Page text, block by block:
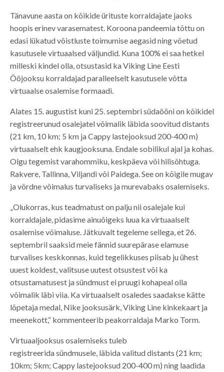
Tänavune aasta on kõikide ürituste korraldajate jaoks
hoopis erinev varasematest. Koroona pandeemia tõttu on
edasi lükatud võistluste toimumise aegasid ning võetud
kasutusele virtuaalsed väljundid. Kuna 100% ei saa hetkel
milleski kindel olla, otsustasid ka Viking Line Eesti
Ööjooksu korraldajad paralleelselt kasutusele võtta
virtuaalse osalemise formaadi.
Alates 15. augustist kuni 25. septembri südaööni on kõikidel
registreerunud osalejatel võimalik läbida soovitud distants
(21 km, 10 km; 5 km ja Cappy lastejooksud 200-400 m)
virtuaalselt ehk kaugjooksuna. Endale sobilikul ajal ja kohas.
Olgu tegemist varahommiku, keskpäeva või hilisõhtuga.
Rakvere, Tallinna, Viljandi või Paidega. See on kõigile mugav
ja võrdne võimalus turvaliseks ja murevabaks osalemiseks.
„Olukorras, kus teadmatust on palju nii osalejale kui
korraldajale, pidasime ainuõigeks luua ka virtuaalselt
osalemise võimaluse. Jätkuvalt tegeleme sellega, et 26.
septembril saaksid meie fännid suurepärase elamuse
turvalises keskkonnas, kuid tegelikkuses piisab ju ühest
uuest koldest, valitsuse uutest otsustest või ka
otsustamatusest ja sündmust ei pruugi kohapeal olla
võimalik läbi viia. Ka virtuaalselt osaledes saadakse kätte
lõpetaja medal, Nike jooksusärk, Viking Line kinkekaart ja
meenekott,“ kommenteerib peakorraldaja Marko Torm.
Virtuaaljooksus osalemiseks tuleb
registreerida sündmusele, läbida valitud distants (21 km;
10km; 5km; Cappy lastejooksud 200-400 m) ning laadida